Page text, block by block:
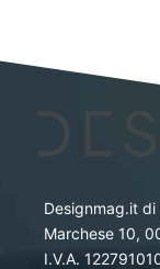
Designmag.it
Marchese 10,
I.V.A.